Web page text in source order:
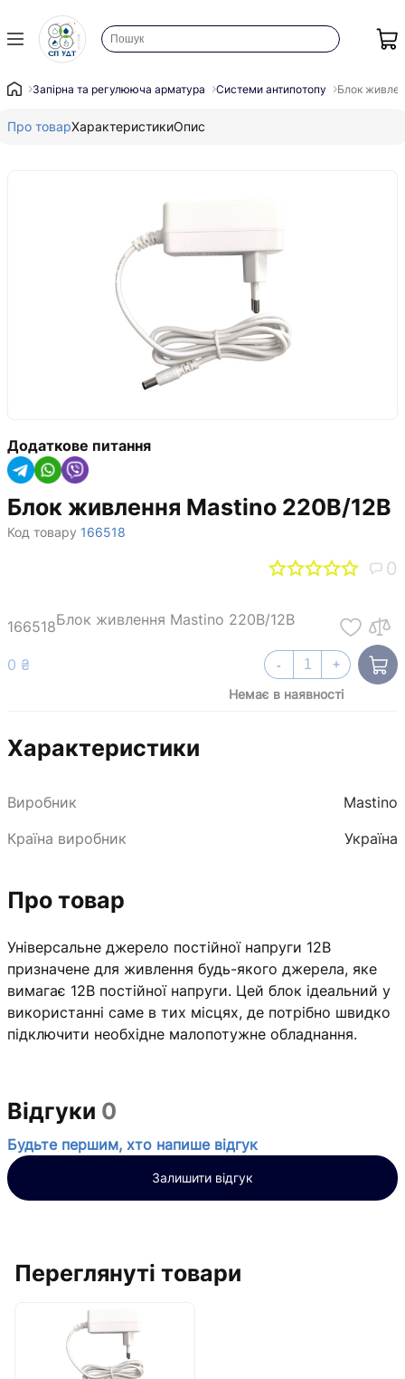
Запірна та регулююча арматура Системи антипотопу Блок
Про товарХарактеристикиОпис
Додаткове питання
Блок живлення Mastino 220В/12В
Код товару 166518
0
166518Блок живлення Mastino 220В/12В
0 ₴
Немає в наявності
- +
Характеристики
Виробник
Mastino
Країна виробник
Україна
Про товар
Універсальне джерело постійної напруги 12В
призначене для живлення будь-якого джерела, яке
вимагає 12В постійної напруги. Цей блок ідеальний у
використанні саме в тих місцях, де потрібно швидко
підключити необхідне малопотужне обладнання.
Відгуки 0
Будьте першим, хто напише відгук
Залишити відгук
Переглянуті товари